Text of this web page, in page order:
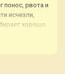
понос, рвота и
исчезли,
хорошо.